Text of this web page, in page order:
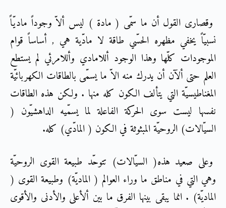
وقصارى القول أن ما سمّى ( مادة ) ليس ألاّ وجوداً ماديّاً
نسبيّاً يخفي مظهره الحسّي طاقة لا مادّية هي , أساساً قوام
الموجودات كلّها وهذا الوجود أللامادي وأللامرئي لم يستطع
العلم حتى ألآن أن يدرك منه الاّ ما يسمّى بالطاقات الكهربائيّة
المغناطيسيّة التي يتألف الكون كله منها . ولكن هذه الطاقات
نفسها ليست سوى الحركة الفاعلة لما يسمّيه الداهشيّون (
السيّالات) الروحيّة المبثوثة في الكون ( المادّي) كله.
وعلى صعيد هذه( السيّالات) تتوحّد طبيعة القوى الروحيّة
وهي التي في مناطق ما وراء العوالم ( الماديّة) وطبيعة القوى (
الماديّة) . انما يبقى بينها الفرق ما بين ألأعلى والأدنى والأقوى